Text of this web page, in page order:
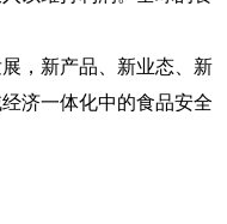
，新产品、新业态、新
济一体化中的食品安全